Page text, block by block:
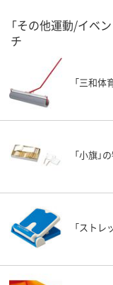
「その他運動/イベ
チ
「三和体
「小旗」
「ストレ